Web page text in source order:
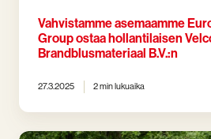
Vahvistamme asemaamme
Group ostaa hollantilaisen
Brandblusmateriaal B.V.:n
27.3.2025 2 min lukuaika